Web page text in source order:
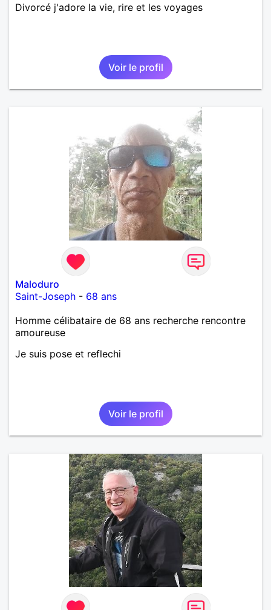
Divorcé j'adore la vie, rire et les voyages
Voir le profil
Maloduro
Saint-Joseph - 68 ans
Homme célibataire de 68 ans recherche rencontre
amoureuse
Je suis pose et reflechi
Voir le profil